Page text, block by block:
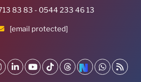
83 83 - 0544 233 46 13
[email protected]